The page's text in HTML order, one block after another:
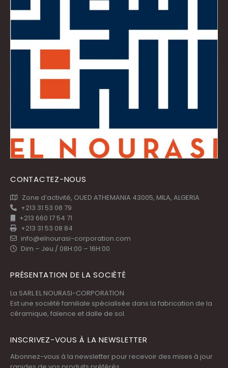
CONTACTEZ-NOUS
Zone d’activité, OUED ATHEMANIA 43005, MILA, ALGERIA
+213 31 53 08 79
+213 660 17 54 71
+213 31 53 08 84
info@elnourasi-corporation.com
Dim – Jeu / 08H:00 – 16H:00
PRÉSENTATION DE LA SOCIÈTÉ
La SARL EL NOURASI-CORPORATION
Est une société familiale spécialisée dans la fabrication de la
céramique, faïence et dalle de sol.
INSCRIVEZ-VOUS À LA NEWSLETTER
Abonnez-vous à la newsletter pour recevoir des mises à jour